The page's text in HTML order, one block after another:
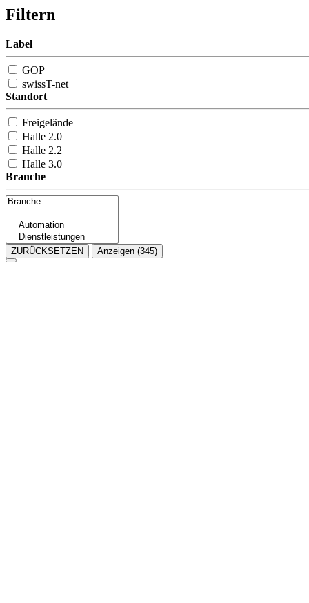
Filtern
Label
GOP
swissT-net
Standort
Freigelände
Halle 2.0
Halle 2.2
Halle 3.0
Branche
ZURÜCKSETZEN Anzeigen (345)